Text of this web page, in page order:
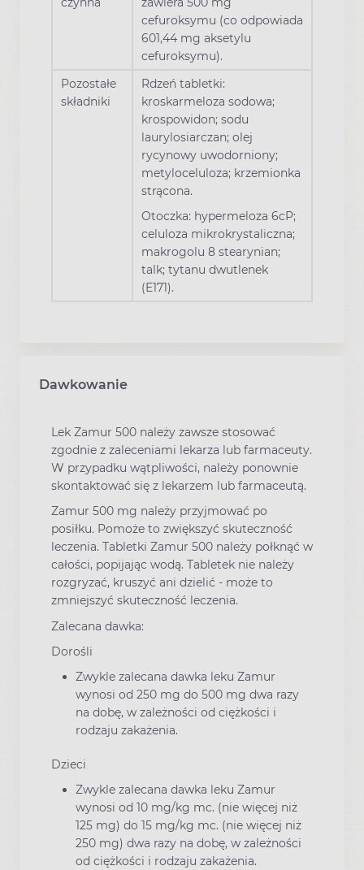
cefuroksymu (co odpowiada
601,44 mg aksetylu
cefuroksymu).
Pozostałe
składniki
Rdzeń tabletki:
kroskarmeloza sodowa;
krospowidon; sodu
laurylosiarczan; olej
rycynowy uwodorniony;
metyloceluloza; krzemionka
strącona.
Otoczka: hypermeloza 6cP;
celuloza mikrokrystaliczna;
makrogolu 8 stearynian;
talk; tytanu dwutlenek
(E171).
Dawkowanie
Lek Zamur 500 należy zawsze stosować
zgodnie z zaleceniami lekarza lub farmaceuty.
W przypadku wątpliwości, należy ponownie
skontaktować się z lekarzem lub farmaceutą.
Zamur 500 mg należy przyjmować po
posiłku. Pomoże to zwiększyć skuteczność
leczenia. Tabletki Zamur 500 należy połknąć w
całości, popijając wodą. Tabletek nie należy
rozgryzać, kruszyć ani dzielić - może to
zmniejszyć skuteczność leczenia.
Zalecana dawka:
Dorośli
Zwykle zalecana dawka leku Zamur
wynosi od 250 mg do 500 mg dwa razy
na dobę, w zależności od ciężkości i
rodzaju zakażenia.
Dzieci
Zwykle zalecana dawka leku Zamur
wynosi od 10 mg/kg mc. (nie więcej niż
125 mg) do 15 mg/kg mc. (nie więcej niż
250 mg) dwa razy na dobę, w zależności
od ciężkości i rodzaju zakażenia.